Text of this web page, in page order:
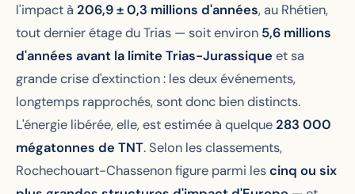
l'impact à 206,9 ± 0,3 millions d'années, au Rhétien,
tout dernier étage du Trias — soit environ 5,6 millions
d'années avant la limite Trias-Jurassique et sa
grande crise d'extinction : les deux événements,
longtemps rapprochés, sont donc bien distincts.
L'énergie libérée, elle, est estimée à quelque283 000
mégatonnes de TNT. Selon les classements,
Rochechouart-Chassenon figure parmi lescinq ou six